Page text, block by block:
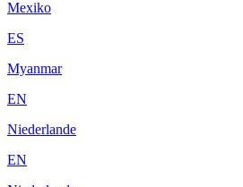
Mexiko
ES
Myanmar
EN
Niederlande
EN